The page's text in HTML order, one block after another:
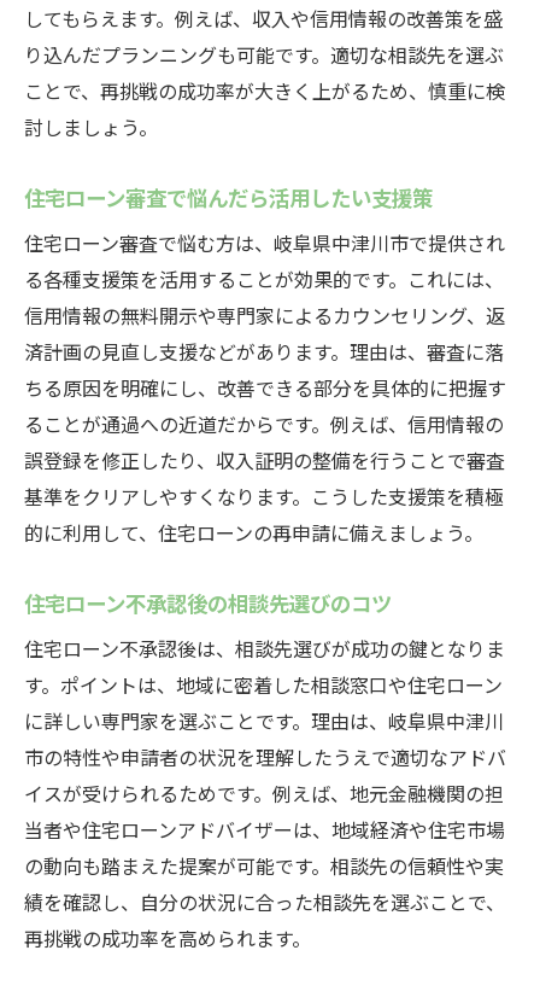
してもらえます。例えば、収入や信用情報の改善策を盛
り込んだプランニングも可能です。適切な相談先を選ぶ
ことで、再挑戦の成功率が大きく上がるため、慎重に検
討しましょう。
住宅ローン審査で悩んだら活用したい支援策
住宅ローン審査で悩む方は、岐阜県中津川市で提供され
る各種支援策を活用することが効果的です。これには、
信用情報の無料開示や専門家によるカウンセリング、返
済計画の見直し支援などがあります。理由は、審査に落
ちる原因を明確にし、改善できる部分を具体的に把握す
ることが通過への近道だからです。例えば、信用情報の
誤登録を修正したり、収入証明の整備を行うことで審査
基準をクリアしやすくなります。こうした支援策を積極
的に利用して、住宅ローンの再申請に備えましょう。
住宅ローン不承認後の相談先選びのコツ
住宅ローン不承認後は、相談先選びが成功の鍵となりま
す。ポイントは、地域に密着した相談窓口や住宅ローン
に詳しい専門家を選ぶことです。理由は、岐阜県中津川
市の特性や申請者の状況を理解したうえで適切なアドバ
イスが受けられるためです。例えば、地元金融機関の担
当者や住宅ローンアドバイザーは、地域経済や住宅市場
の動向も踏まえた提案が可能です。相談先の信頼性や実
績を確認し、自分の状況に合った相談先を選ぶことで、
再挑戦の成功率を高められます。